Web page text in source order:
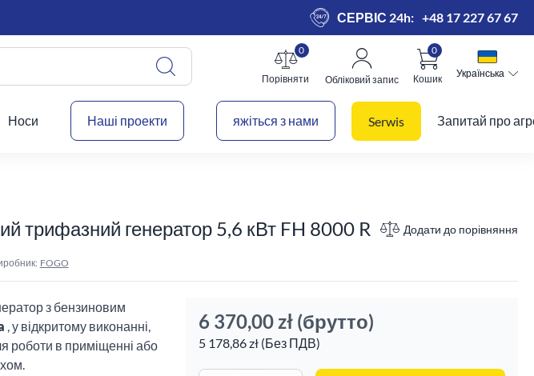
СЕРВІС 24h: +48 17 227 67 67
Порівняти
0
Обліковий запис Кошик
0
Ваш кошик
Українська
Українська
Носи Наші проекти яжіться з нами Serwis Запитай про
трифазний генератор 5,6 кВт FH 8000 R Додати до порівняння
FOGO
з бензиновим
, у відкритому виконанні,
роботи в приміщенні або
6 370,00 zł (брутто)
5 178,86 zł (Без ПДВ)